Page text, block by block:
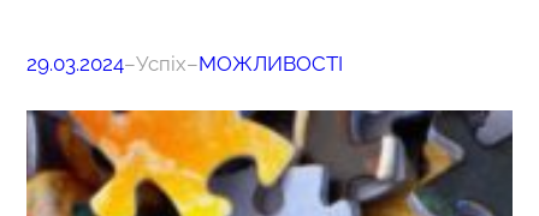
29.03.2024–Успіх–МОЖЛИВОСТІ